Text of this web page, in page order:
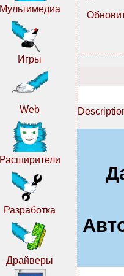
Мультимедиа
Игры
Web
Расширители
Разработка
Драйверы